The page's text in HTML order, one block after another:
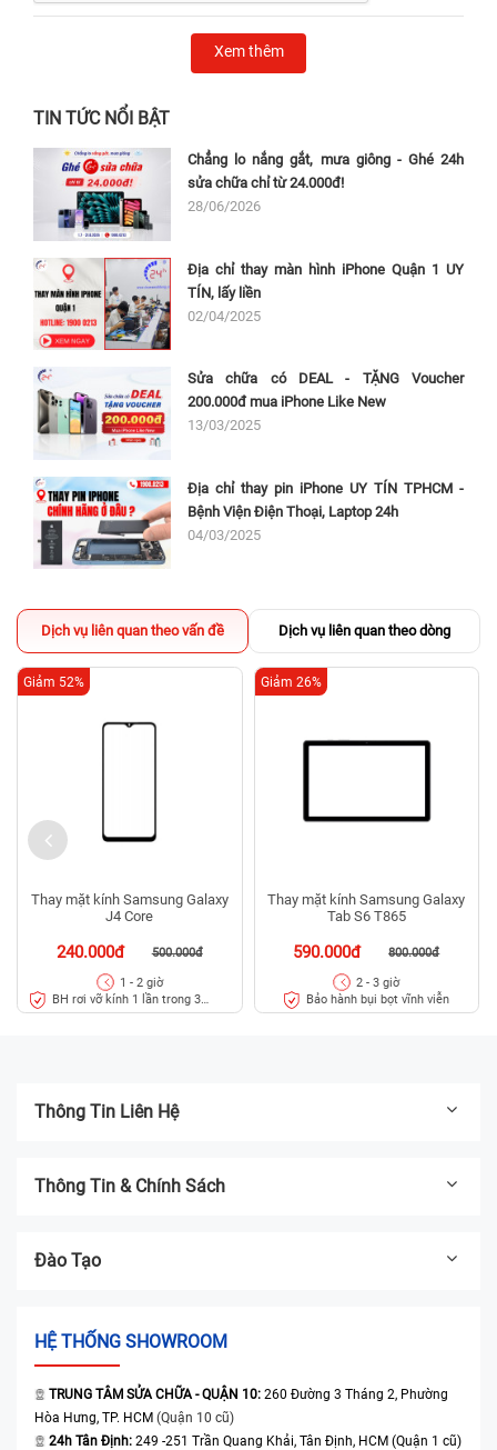
Xem thêm
TIN TỨC NỔI BẬT
Chẳng lo nắng gắt, mưa giông - Ghé 24h
sửa chữa chỉ từ 24.000đ!
28/06/2026
Địa chỉ thay màn hình iPhone Quận 1 UY
TÍN, lấy liền
02/04/2025
Sửa chữa có DEAL - TẶNG Voucher
200.000đ mua iPhone Like New
13/03/2025
Địa chỉ thay pin iPhone UY TÍN TPHCM -
Bệnh Viện Điện Thoại, Laptop 24h
04/03/2025
Dịch vụ liên quan theo vấn đề Dịch vụ liên quan theo dòng
Thay mặt kính Samsung Galaxy
J4 Core
240.000đ 500.000đ
Giảm 52%
1 - 2 giờ
BH rơi vỡ kính 1 lần trong 3
tháng
Thay mặt kính Samsung Galaxy
Tab S6 T865
590.000đ 800.000đ
Giảm 26%
2 - 3 giờ
Bảo hành bụi bọt vĩnh viễn
Thông Tin Liên Hệ
Thông Tin & Chính Sách
Đào Tạo
HỆ THỐNG SHOWROOM
TRUNG TÂM SỬA CHỮA - QUẬN 10: 260 Đường 3 Tháng 2, Phường
Hòa Hưng, TP. HCM (Quận 10 cũ)
24h Tân Định: 249 -251 Trần Quang Khải, Tân Định, HCM (Quận 1 cũ)